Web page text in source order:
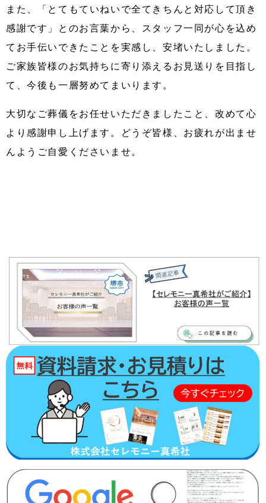
また、「とてもていねいで全てきちんと対応して頂き
感謝です」とのお言葉から、スタッフ一同が心を込め
てお手伝いできたことを実感し、安堵いたしました。
ご家族皆様のお気持ちに寄り添えるお見送りを目指し
て、今後も一層努めてまいります。
大切なご葬儀をお任せいただきましたこと、改めて心
より感謝申し上げます。どうぞ皆様、お疲れが出ませ
んようご自愛くださいませ。